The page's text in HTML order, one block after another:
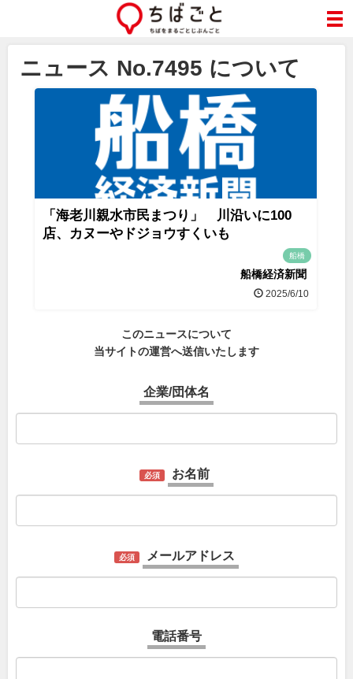
ニュース No.7495 について
「海老川親水市民まつり」 川沿いに100
店、カヌーやドジョウすくいも
船橋
船橋経済新聞
2025/6/10
このニュースについて
当サイトの運営へ送信いたします
企業/団体名
必須 お名前
必須 メールアドレス
電話番号